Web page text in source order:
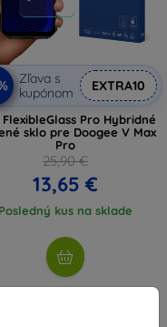
Zľava s
kupónom
EXTRA10
FlexibleGlass Pro Hybridné
sklo pre Doogee V Max
Pro
25,90 €
13,65 €
Posledný kus na sklade